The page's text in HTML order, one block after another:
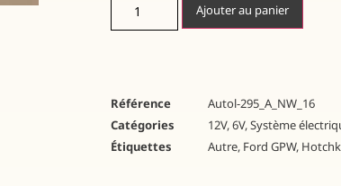
Ajouter au panier
Référence
Autol-295_A_NW_16
Catégories
12V,6V,Système
Étiquettes
Autre, Ford GPW,